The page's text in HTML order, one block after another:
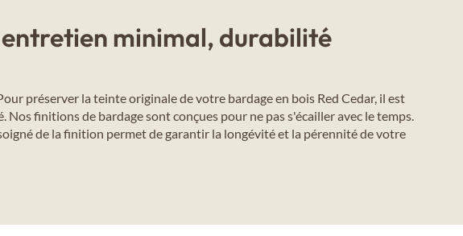
minimal, durabilité
préserver la teinte originale de votre bardage en bois Red Cedar, il est
finitions de bardage sont conçues pour ne pas s'écailler avec le temps.
de la finition permet de garantir la longévité et la pérennité de votre